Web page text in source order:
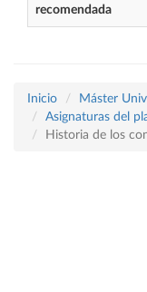
recomendada
Inicio
Máster
Asignaturas del
Historia de los